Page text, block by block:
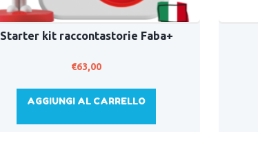
Starter kit raccontastorie Faba+
€63,00
AGGIUNGI AL CARRELLO